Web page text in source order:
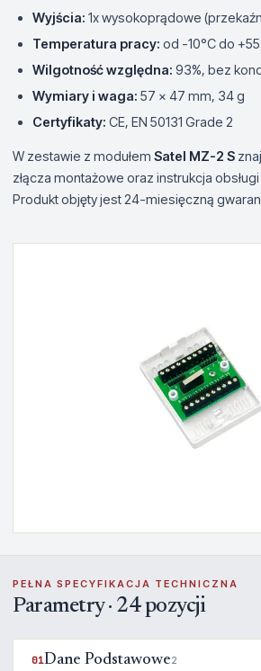
Wyjścia: 1x wysokoprądowe
Temperatura pracy: od -10°C do
Wilgotność względna: 93%, bez
Wymiary i waga: 57 x 47 mm, 34 g
Certyfikaty: CE, EN 50131 Grade 2
W zestawie z modułem Satel MZ-2 S
złącza montażowe oraz instrukcja
Produkt objęty jest 24-miesięczną
PEŁNA SPECYFIKACJA TECHNICZNA
Parametry · 24 pozycji
01Dane Podstawowe2